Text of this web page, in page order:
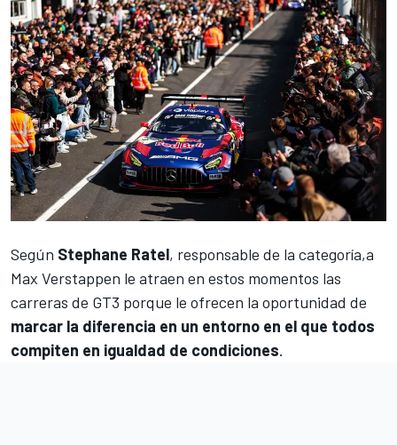
Según Stephane Ratel, responsable de la categoría,a
Max Verstappen le atraen en estos momentos las
carreras de GT3 porque le ofrecen la oportunidad de
marcar la diferencia en un entorno en el que todos
compiten en igualdad de condiciones.